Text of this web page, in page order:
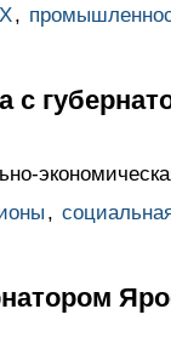
,
с
,